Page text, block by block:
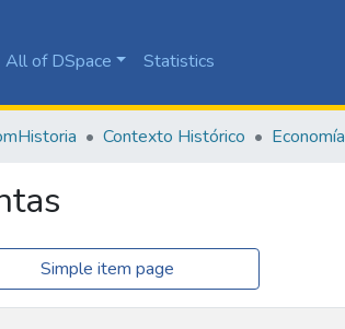
All of DSpace Statistics
Contexto Histórico Economía
Simple item page